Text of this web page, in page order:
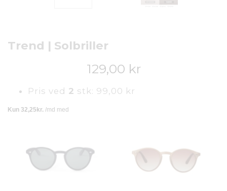
Trend | Solbriller
129,00 kr
Pris ved 2 stk: 99,00 kr